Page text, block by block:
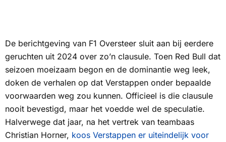
De berichtgeving van F1 Oversteer sluit aan bij eerdere
geruchten uit 2024 over zo’n clausule. Toen Red Bull dat
seizoen moeizaam begon en de dominantie weg leek,
doken de verhalen op dat Verstappen onder bepaalde
voorwaarden weg zou kunnen. Officieel is die clausule
nooit bevestigd, maar het voedde wel de speculatie.
Halverwege dat jaar, na het vertrek van teambaas
Christian Horner, koos Verstappen er uiteindelijk voor